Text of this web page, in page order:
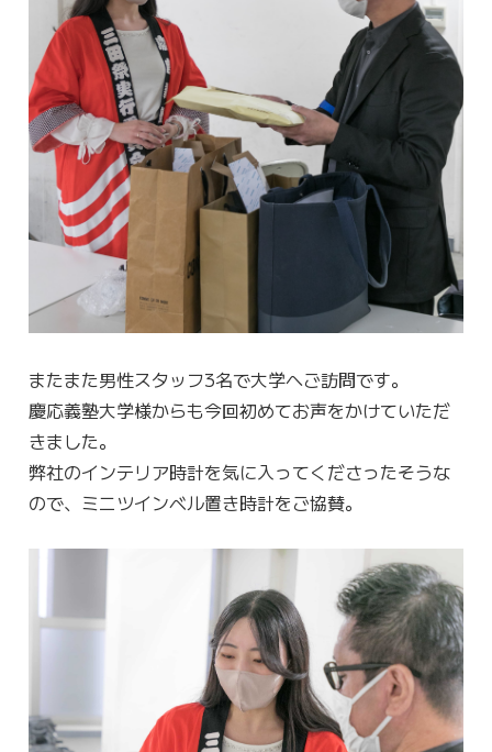
またまた男性スタッフ3名で大学へご訪問です。
慶応義塾大学様からも今回初めてお声をかけていただ
きました。
弊社のインテリア時計を気に入ってくださったそうな
ので、ミニツインベル置き時計をご協賛。